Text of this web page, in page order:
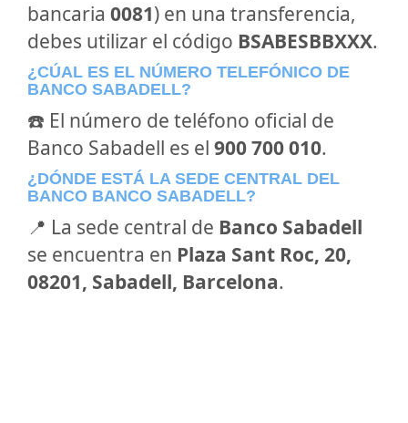
bancaria 0081) en una transferencia,
debes utilizar el código BSABESBBXXX.
¿CÚAL ES EL NÚMERO TELEFÓNICO DE
BANCO SABADELL?
☎️ El número de teléfono oficial de
Banco Sabadell es el 900 700 010.
¿DÓNDE ESTÁ LA SEDE CENTRAL DEL
BANCO BANCO SABADELL?
📍 La sede central de Banco Sabadell
se encuentra en Plaza Sant Roc, 20,
08201, Sabadell, Barcelona.